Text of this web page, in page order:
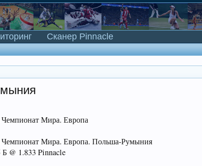
Мира. Европа
Чемпионат Мира. Европа. Польша-Румыния
@ 1.833 Pinnacle
Сканер Pinnacle